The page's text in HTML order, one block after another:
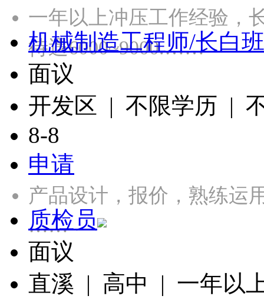
一年以上冲压工作经验，
待遇6000~9000.……
机械制造工程师/长白班
面议
开发区 | 不限学历 |
8-8
申请
产品设计，报价，熟练运
……
质检员
面议
直溪 | 高中 | 一年以